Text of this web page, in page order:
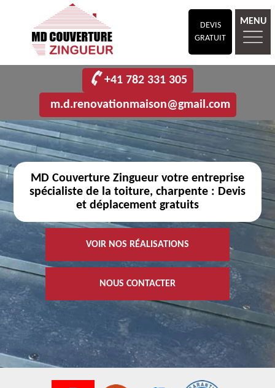
DEVIS
GRATUIT
MENU
+41 782 331 305
m.d.renovationmaison@gmail.com
MD Couverture Zingueur votre entreprise
spécialiste de la toiture, charpente : Devis
et déplacement gratuits
VOIR NOS RÉALISATIONS
NOUS CONTACTER